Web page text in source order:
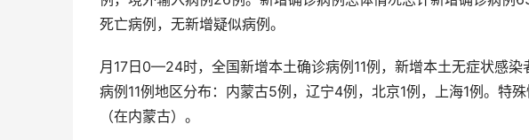
死亡病例，无新增疑似病例。
月17日0—24时，全国新增本土确诊病例11例，新增本土无症状感
病例11例地区分布：内蒙古5例，辽宁4例，北京1例，上海1例。特
（在内蒙古）。